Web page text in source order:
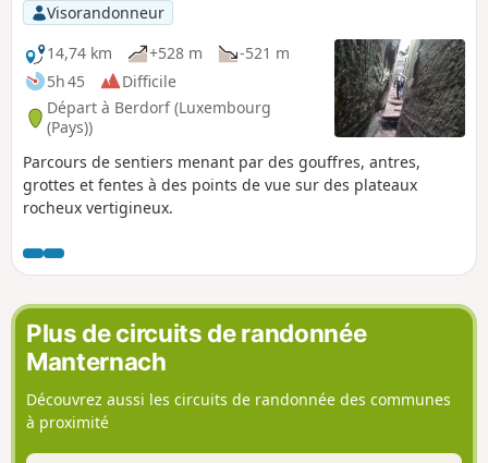
Visorandonneur
14,74 km
+528 m
-521 m
5h 45
Difficile
Départ à Berdorf (Luxembourg
(Pays))
Parcours de sentiers menant par des gouffres, antres,
grottes et fentes à des points de vue sur des plateaux
rocheux vertigineux.
Plus de circuits de randonnée
Manternach
Découvrez aussi les circuits de randonnée des communes
à proximité